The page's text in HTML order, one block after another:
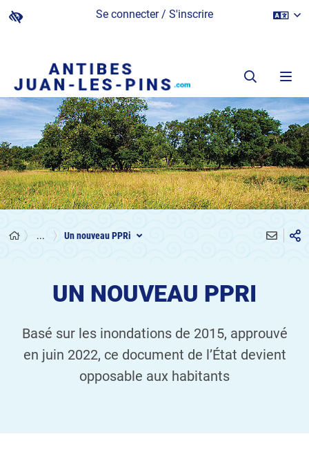
Se connecter / S'inscrire
... Un nouveau PPRi
UN NOUVEAU PPRI
Basé sur les inondations de 2015, approuvé
en juin 2022, ce document de l’État devient
opposable aux habitants